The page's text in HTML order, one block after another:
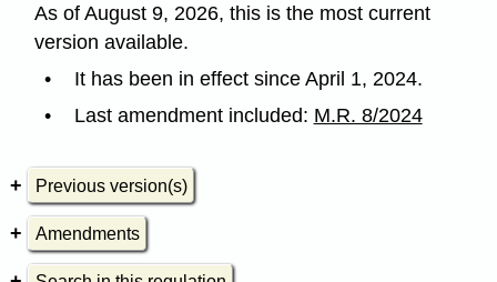
As of August 9, 2026, this is the most current
version available.
It has been in effect since April 1, 2024.
Last amendment included: M.R. 8/2024
Previous version(s)
Amendments